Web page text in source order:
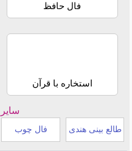
فال حافظ
استخاره با قرآن
طالع بینی هندی فال چوب